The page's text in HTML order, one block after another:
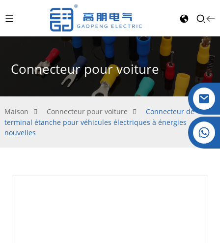
Cristal : +86 19032081821
Connecteur pour voiture
Maison Connecteur pour voiture
Connecteur de
terminal étanche pour véhicules électriques à énergies
nouvelles